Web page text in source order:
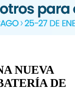
NUEVA
DE